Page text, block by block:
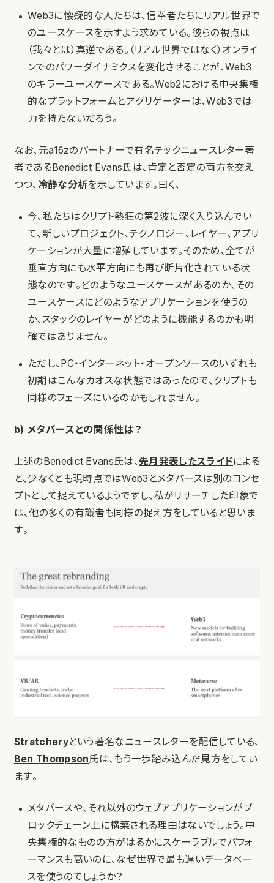
Web3に懐疑的な人たちは、信奉者たちにリアル世界で
のユースケースを示すよう求めている。彼らの視点は
（我々とは）真逆である。（リアル世界ではなく）オンライ
ンでのパワーダイナミクスを変化させることが、Web3
のキラーユースケースである。Web2における中央集権
的なプラットフォームとアグリゲーターは、Web3では
力を持たないだろう。
なお、元a16zのパートナーで有名テックニュースレター著
者であるBenedict Evans氏は、肯定と否定の両方を交え
つつ、 冷静な分析を示しています。曰く、
今、私たちはクリプト熱狂の第2波に深く入り込んでい
て、新しいプロジェクト、テクノロジー、レイヤー、アプリ
ケーションが大量に増殖しています。そのため、全てが
垂直方向にも水平方向にも再び断片化されている状
態なのです。どのようなユースケースがあるのか、その
ユースケースにどのようなアプリケーションを使うの
か、スタックのレイヤーがどのように機能するのかも明
確ではありません。
ただし、PC・インターネット・オープンソースのいずれも
初期はこんなカオスな状態ではあったので、クリプトも
同様のフェーズにいるのかもしれません。
b) メタバースとの関係性は？
上述のBenedict Evans氏は、 先月発表したスライドによる
と、少なくとも現時点ではWeb3とメタバースは別のコンセ
プトとして捉えているようですし、私がリサーチした印象で
は、他の多くの有識者も同様の捉え方をしていると思いま
す。
Stratcheryという著名なニュースレターを配信している、
Ben Thompson氏は、もう一歩踏み込んだ見方をしてい
ます。
メタバースや、それ以外のウェブアプリケーションがブ
ロックチェーン上に構築される理由はないでしょう。中
央集権的なものの方がはるかにスケーラブルでパフォ
ーマンスも高いのに、なぜ世界で最も遅いデータベー
スを使うのでしょうか？